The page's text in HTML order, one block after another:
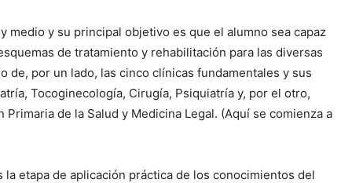
medio y su principal objetivo es que el alumno sea capaz
de tratamiento y rehabilitación para las diversas
de, por un lado, las cinco clínicas fundamentales y sus
Tocoginecología, Cirugía, Psiquiatría y, por el otro,
Primaria de la Salud y Medicina Legal. (Aquí se comienza a
la etapa de aplicación práctica de los conocimientos del